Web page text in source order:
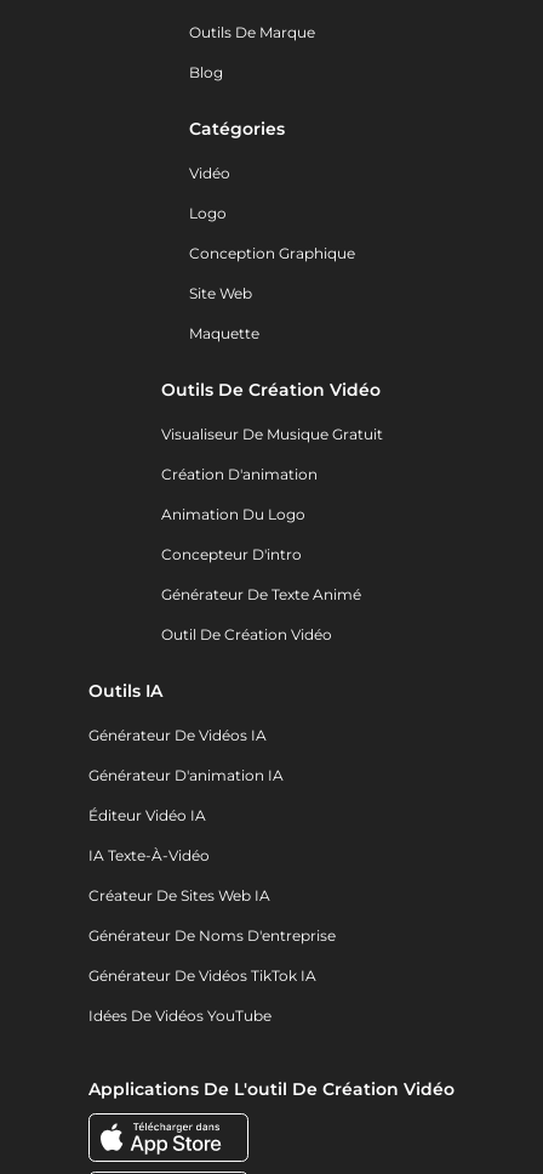
Outils De Marque
Blog
Catégories
Vidéo
Logo
Conception Graphique
Site Web
Maquette
Outils De Création Vidéo
Visualiseur De Musique Gratuit
Création D'animation
Animation Du Logo
Concepteur D'intro
Générateur De Texte Animé
Outil De Création Vidéo
Outils IA
Générateur De Vidéos IA
Générateur D'animation IA
Éditeur Vidéo IA
IA Texte-À-Vidéo
Créateur De Sites Web IA
Générateur De Noms D'entreprise
Générateur De Vidéos TikTok IA
Idées De Vidéos YouTube
Applications De L'outil De Création Vidéo